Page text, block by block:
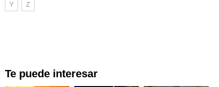
Y Z
Te puede interesar